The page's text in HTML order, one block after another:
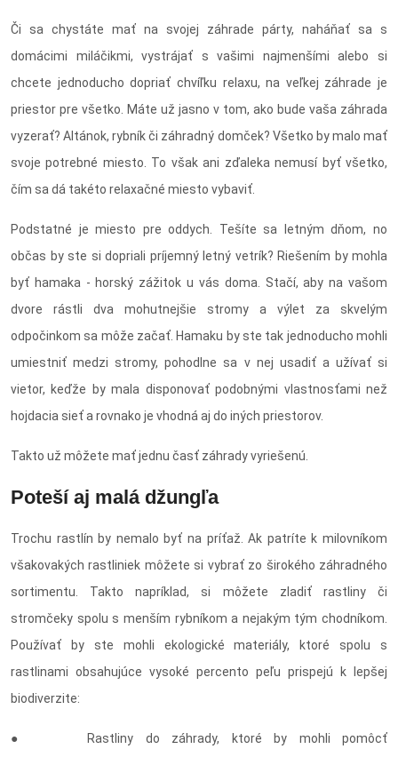
Či sa chystáte mať na svojej záhrade párty, naháňať sa s
domácimi miláčikmi, vystrájať s vašimi najmenšími alebo si
chcete jednoducho dopriať chvíľku relaxu, na veľkej záhrade je
priestor pre všetko. Máte už jasno v tom, ako bude vaša záhrada
vyzerať? Altánok, rybník či záhradný domček? Všetko by malo mať
svoje potrebné miesto. To však ani zďaleka nemusí byť všetko,
čím sa dá takéto relaxačné miesto vybaviť.
Podstatné je miesto pre oddych. Tešíte sa letným dňom, no
občas by ste si dopriali príjemný letný vetrík? Riešením by mohla
byť hamaka - horský zážitok u vás doma. Stačí, aby na vašom
dvore rástli dva mohutnejšie stromy a výlet za skvelým
odpočinkom sa môže začať. Hamaku by ste tak jednoducho mohli
umiestniť medzi stromy, pohodlne sa v nej usadiť a užívať si
vietor, keďže by mala disponovať podobnými vlastnosťami než
hojdacia sieť a rovnako je vhodná aj do iných priestorov.
Takto už môžete mať jednu časť záhrady vyriešenú.
Poteší aj malá džungľa
Trochu rastlín by nemalo byť na príťaž. Ak patríte k milovníkom
všakovakých rastliniek môžete si vybrať zo širokého záhradného
sortimentu. Takto napríklad, si môžete zladiť rastliny či
stromčeky spolu s menším rybníkom a nejakým tým chodníkom.
Používať by ste mohli ekologické materiály, ktoré spolu s
rastlinami obsahujúce vysoké percento peľu prispejú k lepšej
biodiverzite:
● Rastliny do záhrady, ktoré by mohli pomôcť